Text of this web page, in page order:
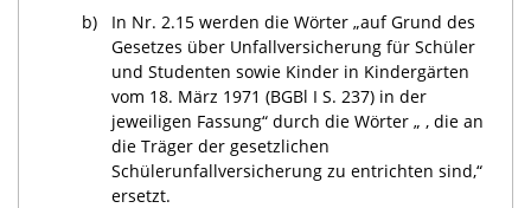
b)
In Nr. 2.15 werden die Wörter „auf Grund des
Gesetzes über Unfallversicherung für Schüler
und Studenten sowie Kinder in Kindergärten
vom 18. März 1971 (BGBl I S. 237) in der
jeweiligen Fassung“ durch die Wörter „ , die an
die Träger der gesetzlichen
Schülerunfallversicherung zu entrichten sind,“
ersetzt.